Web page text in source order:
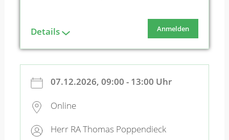
Details Anmelden
07.12.2026, 09:00 - 13:00 Uhr
Online
Herr RA Thomas Poppendieck